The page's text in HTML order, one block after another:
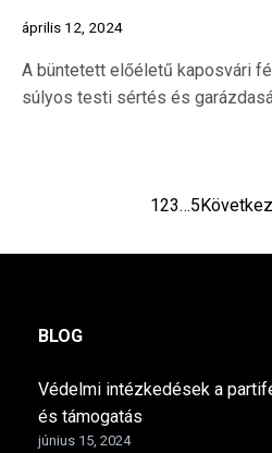
április 12, 2024
A büntetett előéletű kaposvári
súlyos testi sértés és
123…5
BLOG
Védelmi intézkedések a
és támogatás
június 15, 2024